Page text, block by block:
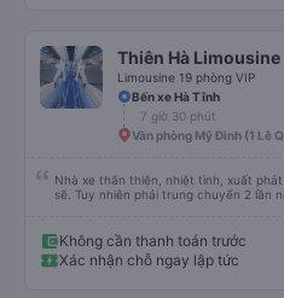
Thiên Hà Limousine
Limousine 19 phòng VIP
Bến xe Hà Tĩnh
7 giờ 30 phút
Văn phòng Mỹ Đình (1 Lê
Nhà xe thân thiện, nhiệt tình, xuất
sẽ. Tuy nhiên phải trung chuyển 2 lần
Không cần thanh toán trước
Xác nhận chỗ ngay lập tức